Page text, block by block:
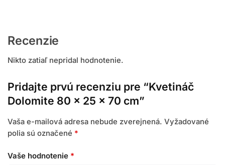
Recenzie
Nikto zatiaľ nepridal hodnotenie.
Pridajte prvú recenziu pre “Kvetináč
Dolomite 80 × 25 × 70 cm”
Vaša e-mailová adresa nebude zverejnená. Vyžadované
polia sú označené *
Vaše hodnotenie *